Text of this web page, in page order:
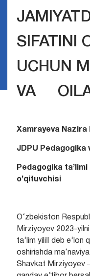
SIFATINI
UCHUN
VA
Xamrayeva Nazira
JDPU
Pedagogika
o’qituvchisi
O‘zbekiston
Mirziyoyev 2023-
ta‘lim yili‖ deb e‘lon
oshirishda
Shavkat Mirziyoyev